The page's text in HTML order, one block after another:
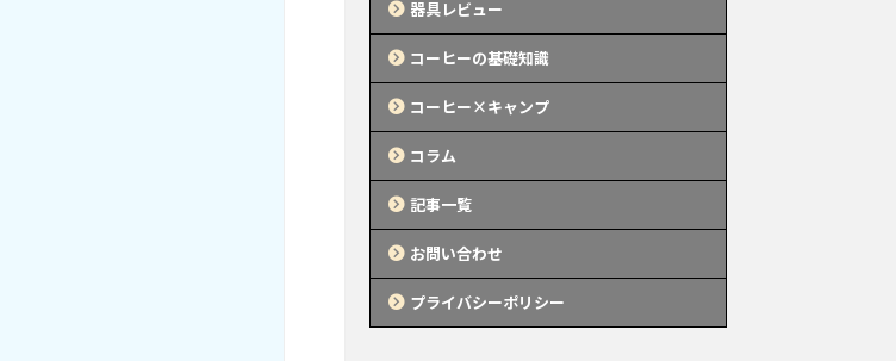
器具レビュー
コーヒーの基礎知識
コーヒー×キャンプ
コラム
記事一覧
お問い合わせ
プライバシーポリシー